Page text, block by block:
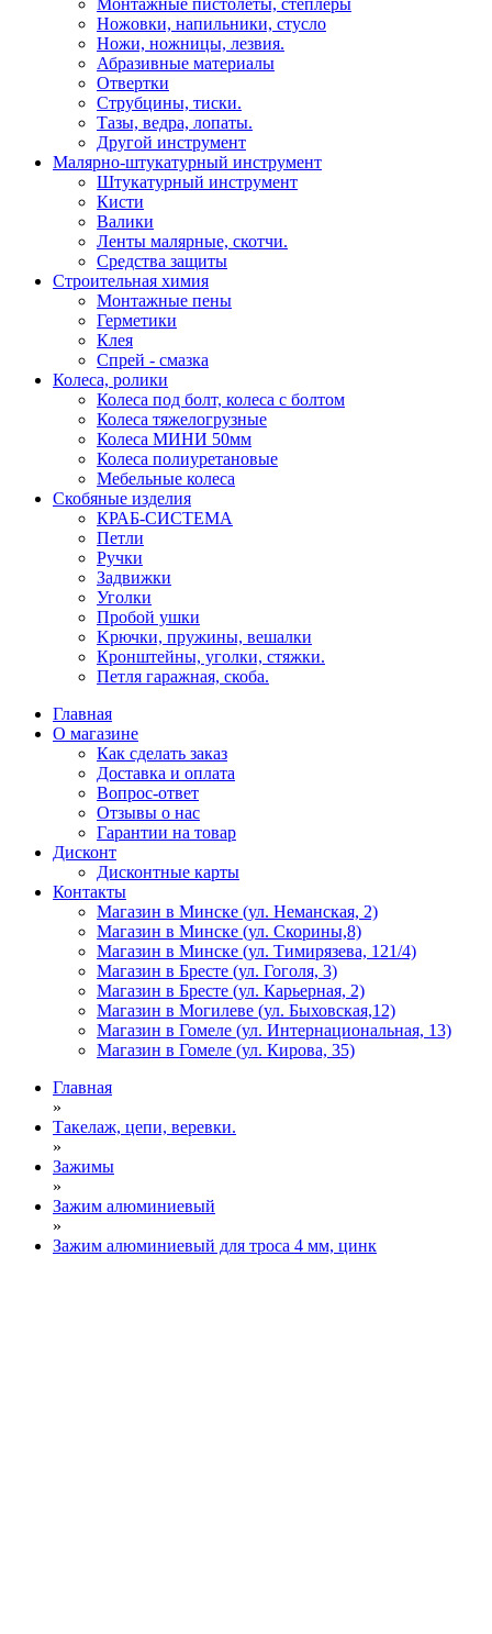
Монтажные пистолеты, степлеры
Ножовки, напильники, стусло
Ножи, ножницы, лезвия.
Абразивные материалы
Отвертки
Cтрубцины, тиски.
Тазы, ведра, лопаты.
Другой инструмент
Малярно-штукатурный инструмент
Штукатурный инструмент
Кисти
Валики
Ленты малярные, скотчи.
Средства защиты
Строительная химия
Монтажные пены
Герметики
Клея
Спрей - смазка
Колеса, ролики
Колеса под болт, колеса с болтом
Колеса тяжелогрузные
Колеса МИНИ 50мм
Колеса полиуретановые
Мебельные колеса
Скобяные изделия
КРАБ-СИСТЕМА
Петли
Ручки
Задвижки
Уголки
Пробой ушки
Kрючки, пружины, вешалки
Кронштейны, уголки, стяжки.
Петля гаражная, скоба.
Главная
О магазине
Как сделать заказ
Доставка и оплата
Вопрос-ответ
Отзывы о нас
Гарантии на товар
Дисконт
Дисконтные карты
Контакты
Магазин в Минске (ул. Неманская, 2)
Магазин в Минске (ул. Скорины,8)
Магазин в Минске (ул. Тимирязева, 121/4)
Магазин в Бресте (ул. Гоголя, 3)
Магазин в Бресте (ул. Карьерная, 2)
Магазин в Могилеве (ул. Быховская,12)
Магазин в Гомеле (ул. Интернациональная, 13)
Магазин в Гомеле (ул. Кирова, 35)
Главная
»
Такелаж, цепи, веревки.
»
Зажимы
»
Зажим алюминиевый
»
Зажим алюминиевый для троса 4 мм, цинк